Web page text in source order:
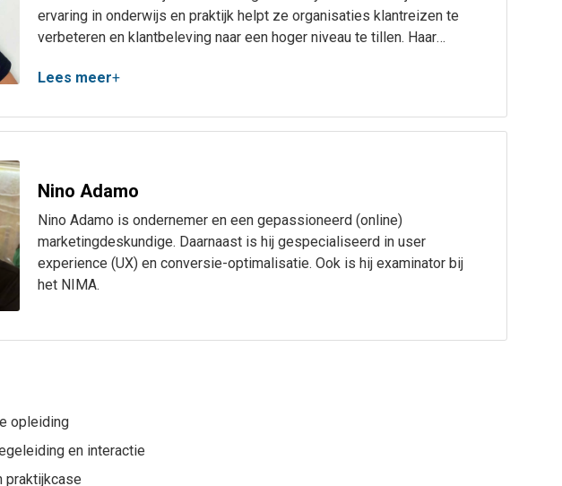
ervaring in onderwijs en praktijk helpt ze organisaties klantreizen te
verbeteren en klantbeleving naar een hoger niveau te tillen. Haar
neuromarketing, SEO en contentstrategie.
Lees meer+
Nino Adamo
Nino Adamo is ondernemer en een gepassioneerd (online)
marketingdeskundige. Daarnaast is hij gespecialiseerd in user
experience (UX) en conversie-optimalisatie. Ook is hij examinator bij
het NIMA.
opleiding
en interactie
praktijkcase